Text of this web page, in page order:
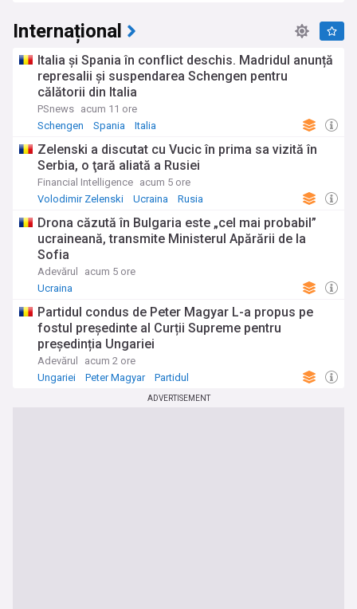
Internațional
Italia și Spania în conflict deschis. Madridul anunță
represalii și suspendarea Schengen pentru
călătorii din Italia
PSnews acum 11 ore
Schengen
Spania Italia
Zelenski a discutat cu Vucic în prima sa vizită în
Serbia, o ţară aliată a Rusiei
Financial Intelligence acum 5 ore
Volodimir Zelenski
Ucraina Rusia
Drona căzută în Bulgaria este „cel mai probabil”
ucraineană, transmite Ministerul Apărării de la
Sofia
Adevărul
acum 5 ore
Ucraina
Partidul condus de Peter Magyar L-a propus pe
fostul președinte al Curții Supreme pentru
președinția Ungariei
Adevărul
acum 2 ore
Ungariei
Peter Magyar Partidul
ADVERTISEMENT